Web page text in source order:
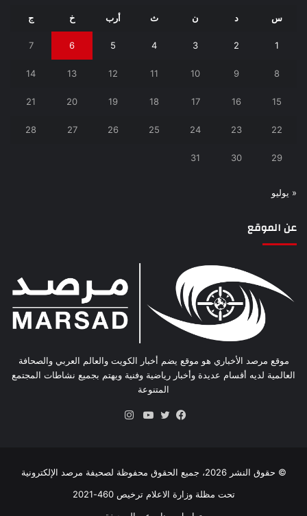
س د ن ث أرب خ ج
1
2
3
4
5
6
7
8
9
10
11
12
13
14
15
16
17
18
19
20
21
22
23
24
25
26
27
28
29
30
31
« يوليو
عن الموقع
موقع مرصد الأخباري هو موقع يضم أخبار الكويت والعالم العربي والصحافة
العالمية لديه أقسام عديدة وأخبار رياضية وفنية ويهتم بجميع نشاطات المجتمع
المتنوعة
© حقوق النشر 2026، جميع الحقوق محفوظة لصحيفة مرصد الإلكترونية
تحت مظلة وزارة الاعلام ترخيص 460-2021